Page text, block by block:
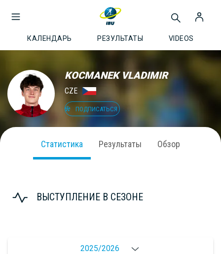
КАЛЕНДАРЬ РЕЗУЛЬТАТЫ VIDEOS
KOCMANEK VLADIMIR
CZE
ПОДПИСАТЬСЯ
Статистика Результаты Обзор
ВЫСТУПЛЕНИЕ В СЕЗОНЕ
2025/2026